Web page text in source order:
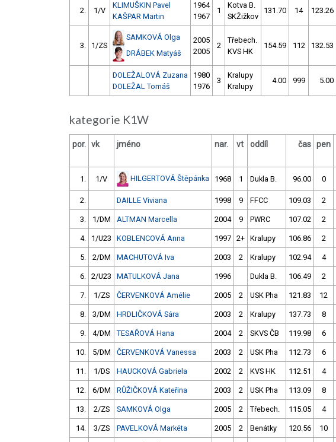
2. 1/V
KLIMUŠKIN Pavel
KAŠPAR Martin
1964
1967
1
Kotva B.
SKŽižkov
131.70 14 123.26
3. 1/ZS
SAMKOVÁ Olga
DRÁBEK Matyáš
2005
2005
2
Třebech.
KVS HK
154.59 112 132.53
DOLEŽALOVÁ Zuzana
DOLEŽAL Tomáš
1980
1976
3
Kralupy
Kralupy
4.00 999 5.00
kategorie K1W
por. vk jméno nar. vt oddíl čas pen
1. 1/V HILGERTOVÁ Štěpánka 1968 1 Dukla B. 96.00 0
2. DAILLE Viviana 1998 9 FFCC 109.03 2
3. 1/DM ALTMAN Marcella 2004 9 PWRC 107.02 2
4. 1/U23 KOBLENCOVÁ Anna 1997 2+ Kralupy 106.86 2
5. 2/DM MACHUTOVÁ Iva 2003 2 Kralupy 102.94 4
6. 2/U23 MATULKOVÁ Jana 1996 Dukla B. 106.49 2
7. 1/ZS ČERVENKOVÁ Amélie 2005 2 USK Pha 121.83 12
8. 3/DM HRDLIČKOVÁ Sára 2003 2 Kralupy 137.73 8
9. 4/DM TESAŘOVÁ Hana 2004 2 SKVS ČB 119.98 6
10. 5/DM ČERVENKOVÁ Vanessa 2003 2 USK Pha 112.73 6
11. 1/DS HAUCKOVÁ Gabriela 2002 2 KVS HK 112.51 4
12. 6/DM RŮŽIČKOVÁ Kateřina 2003 2 USK Pha 113.09 8
13. 2/ZS SAMKOVÁ Olga 2005 2 Třebech. 115.05 4
14. 3/ZS PAVELKOVÁ Markéta 2005 2 Benátky 120.56 10